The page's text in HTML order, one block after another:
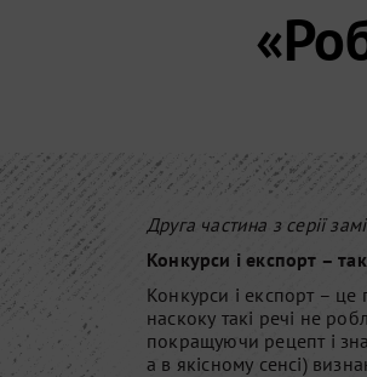
Друга частина з серії
Конкурси і експорт – так
Конкурси і експорт –
наскоку такі речі не
покращуючи рецепт і
а в якісному сенсі)